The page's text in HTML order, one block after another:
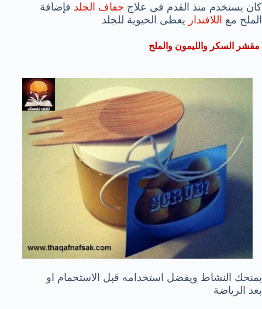
كان يستخدم منذ القدم فى علاج جفاف الجلد فإضافة
الملح مع اللافندار يعطى الحيوية للجلد
مقشر السكر والليمون والملح
يمنحك النشاط ويفضل استخدامه قبل الاستحمام او
بعد الرياضة